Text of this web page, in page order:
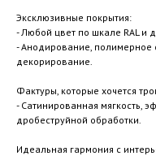
Эксклюзивные покрытия:
- Любой цвет по шкале RAL и
- Анодирование, полимерное
декорирование.
Фактуры, которые хочется
- Сатинированная мягкость,
дробеструйной обработки.
Идеальная гармония с